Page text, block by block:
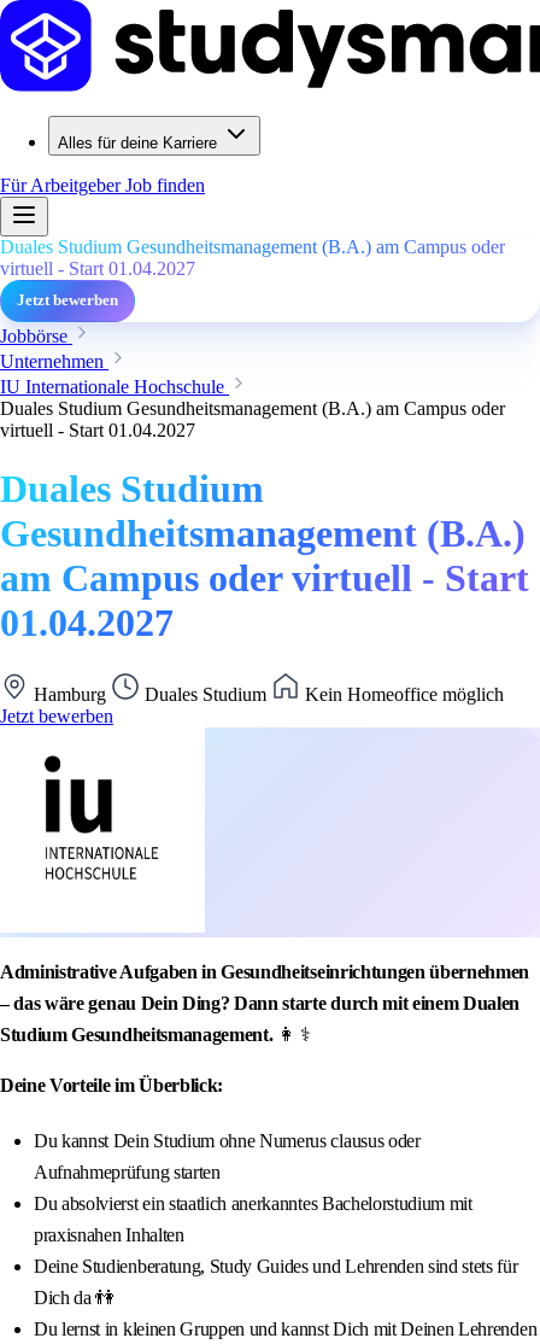
Alles für deine Karriere
Für ArbeitgeberJob finden
Duales Studium Gesundheitsmanagement (B.A.) am Campus oder
virtuell - Start 01.04.2027
Jetzt bewerben
Jobbörse
Unternehmen
IU Internationale Hochschule
Duales Studium Gesundheitsmanagement (B.A.) am Campus oder
virtuell - Start 01.04.2027
Duales Studium
Gesundheitsmanagement (B.A.)
am Campus oder virtuell - Start
01.04.2027
Hamburg Duales Studium
Kein Homeoffice möglich
Jetzt bewerben
Administrative Aufgaben in Gesundheitseinrichtungen übernehmen
– das wäre genau Dein Ding? Dann starte durch mit einem Dualen
Studium Gesundheitsmanagement. 👩 ⚕️
Deine Vorteile im Überblick:
Du kannst Dein Studium ohne Numerus clausus oder
Aufnahmeprüfung starten
Du absolvierst ein staatlich anerkanntes Bachelorstudium mit
praxisnahen Inhalten
Deine Studienberatung, Study Guides und Lehrenden sind stets für
Dich da 👫
Du lernst in kleinen Gruppen und kannst Dich mit Deinen Lehrenden